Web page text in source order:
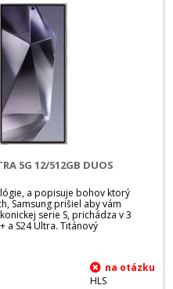
5G 12/512GB DUOS
a popisuje bohov ktorý
Samsung prišiel aby vám
serie S, prichádza v 3
a S24 Ultra. Titánový
HLS